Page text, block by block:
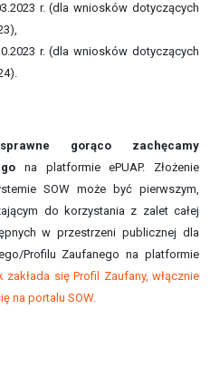
r. (dla wniosków dotyczących
r. (dla wniosków dotyczących
gorąco zachęcamy
na platformie ePUAP. Złożenie
SOW może być pierwszym,
do korzystania z zalet całej
w przestrzeni publicznej dla
Profilu Zaufanego na platformie
się Profil Zaufany, włącznie
na portalu SOW.